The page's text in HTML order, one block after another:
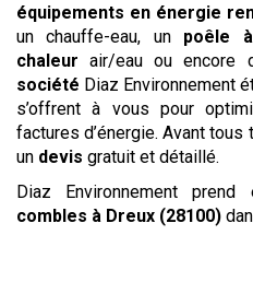
équipements en énergie
un chauffe-eau, un poêle
chaleur air/eau ou encore
société Diaz Environnement
s’offrent à vous pour
factures d’énergie. Avant
un devis gratuit et détaillé.
Diaz Environnement
combles à Dreux (28100)